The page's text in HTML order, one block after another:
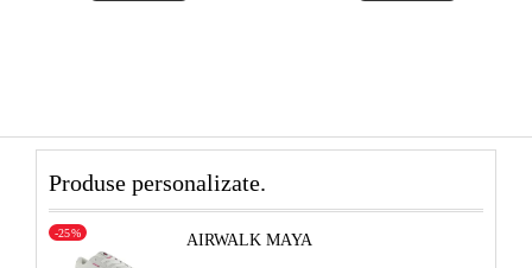
Produse personalizate.
AIRWALK MAYA
-25%